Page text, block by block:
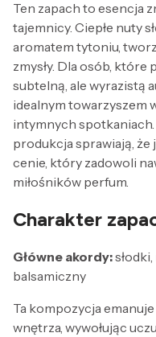
Ten zapach to esencja
tajemnicy. Ciepłe nuty
aromatem tytoniu,
zmysły. Dla osób,
subtelną, ale wyrazistą
idealnym towarzyszem
intymnych
produkcja sprawiają,
cenie, który zadowoli
miłośników perfum.
Charakter
Główne akordy:
balsamiczny
Ta kompozycja
wnętrza, wywołując